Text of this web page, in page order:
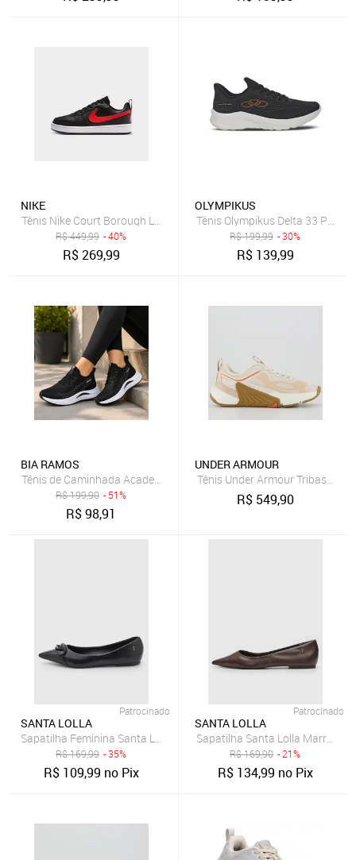
NIKE
Tênis Nike Court Borough Low Recraft Infantil
R$449,99 - 40%
R$269,99
OLYMPIKUS
Tênis Olympikus Delta 33 Preto
R$199,99 - 30%
R$ 139,99
BIA RAMOS
Tênis de Caminhada Academia Treino Casual Dia Dia Unissex
R$199,90 - 51%
R$98,91
UNDER ARMOUR
Tênis Under Armour Tribase
R$ 549,90
Patrocinado
SANTA LOLLA
Sapatilha Feminina Santa Lolla Corrente Preta
R$169,99 - 35%
R$ 109,99 no Pix
Patrocinado
SANTA LOLLA
Sapatilha Santa Lolla Marrom
R$169,90 - 21%
R$ 134,99 no Pix